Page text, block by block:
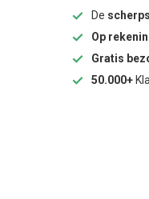
De
Op
Gratis
50.000+